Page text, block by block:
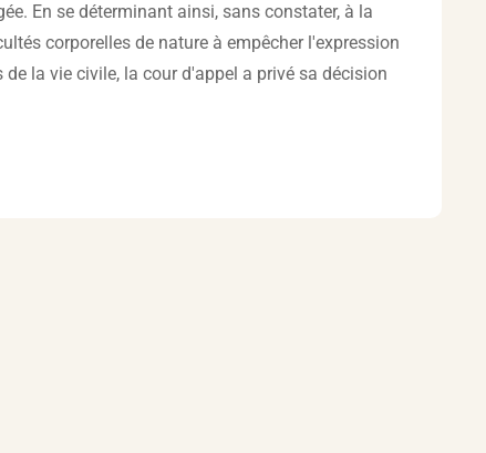
En se déterminant ainsi, sans constater, à la
corporelles de nature à empêcher l'expression
la vie civile, la cour d'appel a privé sa décision